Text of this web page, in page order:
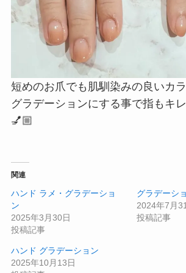
短めのお爪でも肌馴染みの良いカ
グラデーションにする事で指もキ
💅🏼
関連
ハンド ラメ・グラデーショ
ン
2025年3月30日
投稿記事
グラデーシ
2024年7月
投稿記事
ハンド グラデーション
2025年10月13日